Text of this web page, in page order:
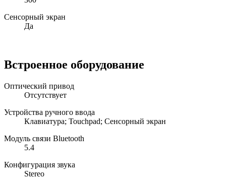
Сенсорный экран
Да
Встроенное оборудование
Оптический привод
Отсутствует
Устройства ручного ввода
Клавиатура; Touchpad; Сенсорный экран
Модуль связи Bluetooth
5.4
Конфигурация звука
Stereo